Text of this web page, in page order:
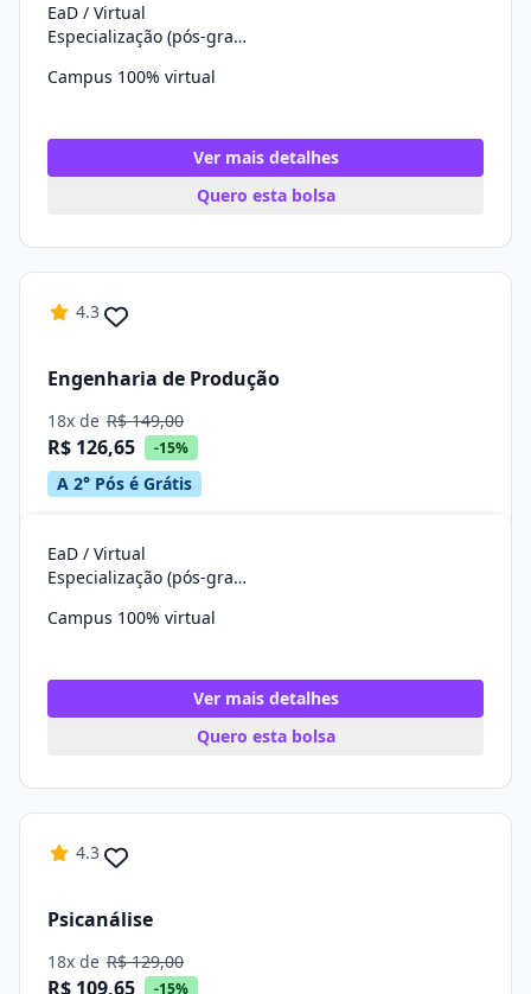
EaD / Virtual
Especialização (pós-graduação)
Campus 100% virtual
Ver mais detalhes
Quero esta bolsa
4.3
Engenharia de Produção
18x de R$ 149,00
R$ 126,65 -15%
A 2° Pós é Grátis
EaD / Virtual
Especialização (pós-graduação)
Campus 100% virtual
Ver mais detalhes
Quero esta bolsa
4.3
Psicanálise
18x de R$ 129,00
R$ 109,65 -15%